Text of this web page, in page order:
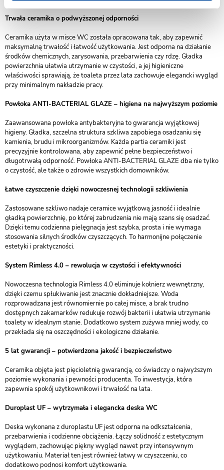
Trwała ceramika o podwyższonej odporności
Ceramika użyta w misce WC została opracowana tak, aby zapewnić
maksymalną trwałość i łatwość użytkowania. Jest odporna na działanie
środków chemicznych, zarysowania, przebarwienia czy rdzę. Gładka
powierzchnia ułatwia utrzymanie w czystości, a jej higieniczne
właściwości sprawiają, że toaleta przez lata zachowuje elegancki wygląd
przy minimalnym nakładzie pracy.
Powłoka ANTI-BACTERIAL GLAZE – higiena na najwyższym poziomie
Zaawansowana powłoka antybakteryjna to gwarancja wyjątkowej
higieny. Gładka, szczelna struktura szkliwa zapobiega osadzaniu się
kamienia, brudu i mikroorganizmów. Każda partia ceramiki jest
precyzyjnie kontrolowana, aby zapewnić pełne bezpieczeństwo i
długotrwałą odporność. Powłoka ANTI-BACTERIAL GLAZE dba nie tylko
o czystość, ale także o zdrowie wszystkich domowników.
Łatwe czyszczenie dzięki nowoczesnej technologii szkliwienia
Zastosowane szkliwo nadaje ceramice wyjątkową jasność i idealnie
gładką powierzchnię, po której zabrudzenia nie mają szans się osadzać.
Dzięki temu codzienna pielęgnacja jest szybka, prosta i nie wymaga
stosowania silnych środków czyszczących. To harmonijne połączenie
estetyki i praktyczności.
System Rimless 4.0 – rewolucja w czystości i efektywności
Nowoczesna technologia Rimless 4.0 eliminuje kołnierz wewnętrzny,
dzięki czemu spłukiwanie jest znacznie dokładniejsze. Woda
rozprowadzana jest równomiernie po całej misce, a brak trudno
dostępnych zakamarków redukuje rozwój bakterii i ułatwia utrzymanie
toalety w idealnym stanie. Dodatkowo system zużywa mniej wody, co
przekłada się na oszczędności i ekologiczne działanie.
5 lat gwarancji – potwierdzona jakość i bezpieczeństwo
Ceramika objęta jest pięcioletnią gwarancją, co świadczy o najwyższym
poziomie wykonania i pewności producenta. To inwestycja, która
zapewnia spokój użytkownikowi i trwałość na lata.
Duroplast UF – wytrzymała i elegancka deska WC
Deska wykonana z duroplastu UF jest odporna na odkształcenia,
przebarwienia i codzienne obciążenia. Łączy solidność z estetycznym
wyglądem, zachowując piękny wygląd nawet przy intensywnym
użytkowaniu. Materiał ten jest również łatwy w czyszczeniu, co
dodatkowo podnosi komfort użytkowania.